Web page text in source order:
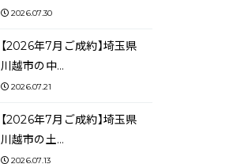
2026.07.30
【2026年7月ご成約】埼玉県
川越市の中…
2026.07.21
【2026年7月ご成約】埼玉県
川越市の土…
2026.07.13